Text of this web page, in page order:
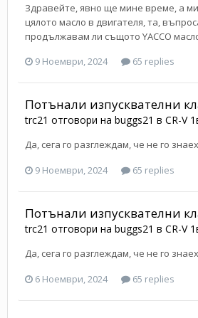
Здравейте, явно ще мине време, а
цялото масло в двигателя, та,
продължавам ли същото YACCO
9 Ноември, 2024
65 replies
Потънали изпусквателни
trc21 отговори на buggs21 в CR-V
Да, сега го разглеждам, че не го
9 Ноември, 2024
65 replies
Потънали изпусквателни
trc21 отговори на buggs21 в CR-V
Да, сега го разглеждам, че не го
6 Ноември, 2024
65 replies